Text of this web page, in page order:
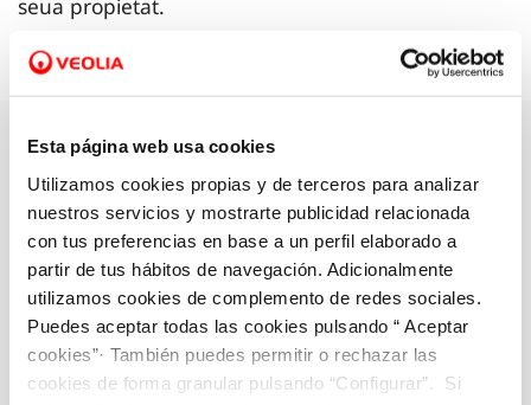
Esta página web usa cookies
Utilizamos cookies propias y de terceros para analizar
nuestros servicios y mostrarte publicidad relacionada
con tus preferencias en base a un perfil elaborado a
partir de tus hábitos de navegación. Adicionalmente
utilizamos cookies de complemento de redes sociales.
Puedes aceptar todas las cookies pulsando “ Aceptar
cookies”· También puedes permitir o rechazar las
cookies de forma granular pulsando “Configurar”. Si
seua propietat.
Tipus d’anàlisi
Per a assegurar la qualitat de l’aigua, es duen a
terme els tipus d’anàlisi següents: